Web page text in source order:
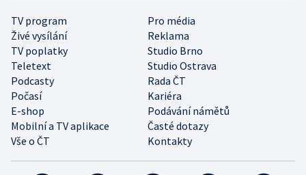
TV program
Pro média
Živé vysílání
Reklama
TV poplatky
Studio Brno
Teletext
Studio Ostrava
Podcasty
Rada ČT
Počasí
Kariéra
E-shop
Podávání námětů
Mobilní a TV aplikace
Časté dotazy
Vše o ČT
Kontakty